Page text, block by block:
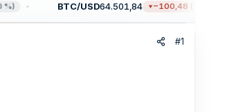
BTC/USD64.501,84 −100,48 (−0,16 %)
#1